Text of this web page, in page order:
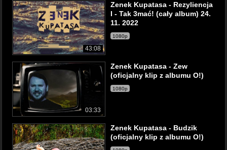
43:08
Zenek Kupatasa - Rezyliencja
I - Tak 3mać! (cały album) 24.
11. 2022
1080p
03:33
Zenek Kupatasa - Zew
(oficjalny klip z albumu O!)
1080p
Zenek Kupatasa - Budzik
(oficjalny klip z albumu O!)